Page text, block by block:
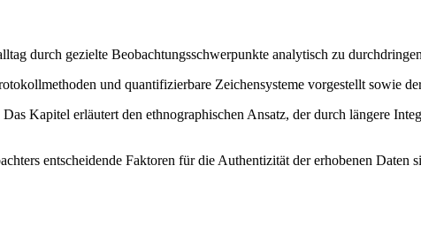
durch gezielte Beobachtungsschwerpunkte analytisch zu
und quantifizierbare Zeichensysteme vorgestellt sowie
Das Kapitel erläutert den ethnographischen Ansatz, der durch längere
entscheidende Faktoren für die Authentizität der erhobenen Daten